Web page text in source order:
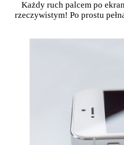
Każdy ruch palcem po
rzeczywistym! Po prostu